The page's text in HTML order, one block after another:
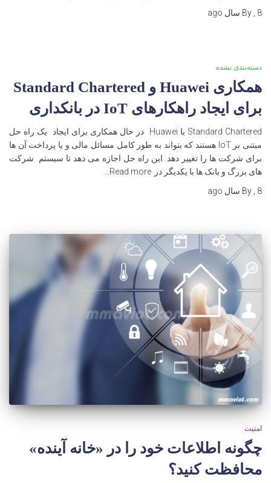
By
8 سال
دسته‌بندی نشده
همکاری Huawei و Standard Chartered
برای ایجاد راهکارهای IoT در بانکداری
Standard Chartered با Huawei در حال همکاری برای ایجاد یک راه حل
مبتنی بر IoT هستند که بتواند به طور کامل مسائل مالی و یا پرداخت آن ها
برای شرکت ها را تغییر دهد. این راه حل اجازه می دهد تا سیستم شرکت
های بزرگ و بانک ها با یکدیگر در Read more…
By
8 سال
امنیت
چگونه اطلاعات خود را در «خانه آینده»
محافظت کنید؟